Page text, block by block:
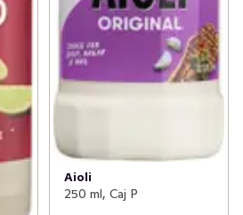
Aioli
250 ml, Caj P